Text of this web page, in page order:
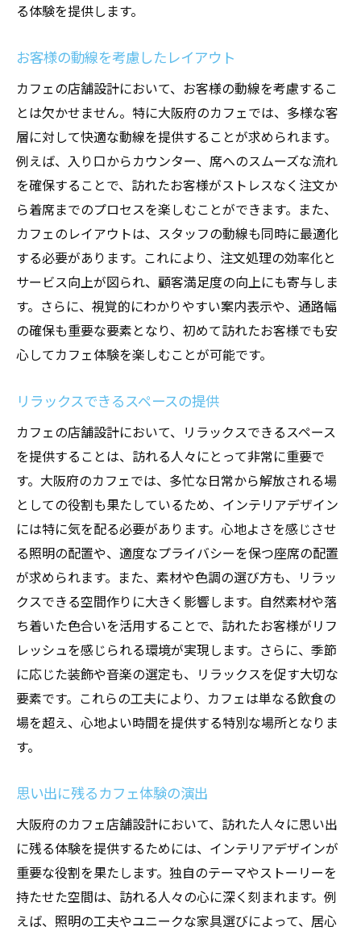
る体験を提供します。
お客様の動線を考慮したレイアウト
カフェの店舗設計において、お客様の動線を考慮するこ
とは欠かせません。特に大阪府のカフェでは、多様な客
層に対して快適な動線を提供することが求められます。
例えば、入り口からカウンター、席へのスムーズな流れ
を確保することで、訪れたお客様がストレスなく注文か
ら着席までのプロセスを楽しむことができます。また、
カフェのレイアウトは、スタッフの動線も同時に最適化
する必要があります。これにより、注文処理の効率化と
サービス向上が図られ、顧客満足度の向上にも寄与しま
す。さらに、視覚的にわかりやすい案内表示や、通路幅
の確保も重要な要素となり、初めて訪れたお客様でも安
心してカフェ体験を楽しむことが可能です。
リラックスできるスペースの提供
カフェの店舗設計において、リラックスできるスペース
を提供することは、訪れる人々にとって非常に重要で
す。大阪府のカフェでは、多忙な日常から解放される場
としての役割も果たしているため、インテリアデザイン
には特に気を配る必要があります。心地よさを感じさせ
る照明の配置や、適度なプライバシーを保つ座席の配置
が求められます。また、素材や色調の選び方も、リラッ
クスできる空間作りに大きく影響します。自然素材や落
ち着いた色合いを活用することで、訪れたお客様がリフ
レッシュを感じられる環境が実現します。さらに、季節
に応じた装飾や音楽の選定も、リラックスを促す大切な
要素です。これらの工夫により、カフェは単なる飲食の
場を超え、心地よい時間を提供する特別な場所となりま
す。
思い出に残るカフェ体験の演出
大阪府のカフェ店舗設計において、訪れた人々に思い出
に残る体験を提供するためには、インテリアデザインが
重要な役割を果たします。独自のテーマやストーリーを
持たせた空間は、訪れる人々の心に深く刻まれます。例
えば、照明の工夫やユニークな家具選びによって、居心